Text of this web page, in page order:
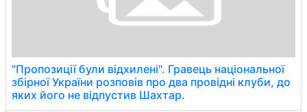
"Пропозиції були відхилені". Гравець національної
збірної України розповів про два провідні клуби, до
яких його не відпустив Шахтар.